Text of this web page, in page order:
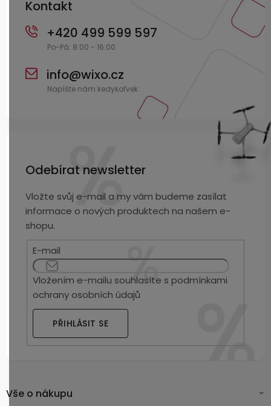
Kontakt
info@wixo.cz
+420 499 599 597
Odebírat newsletter
Vložte svůj e-mail a my vám budeme zasílat
informace o nových produktech na našem e-
shopu.
E-mail
Vložením e-mailu souhlasíte spodmínkami
ochrany osobních údajů
PŘIHLÁSIT SE
Vše o nákupu